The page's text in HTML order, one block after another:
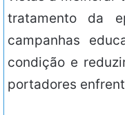
tratamento da
campanhas
condição e
portadores